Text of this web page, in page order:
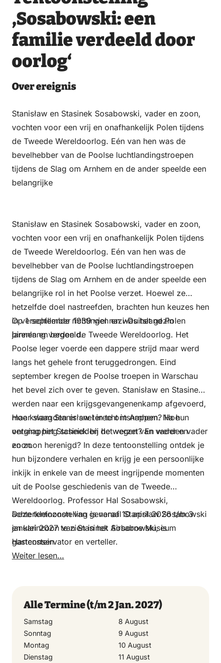
EmailWhatsApp
Facebook
LinkedIn
‚Sosabowski: een
familie verdeeld door
oorlog‘
Over ereignis
Stanisław en Stasinek Sosabowski, vader en zoon,
vochten voor een vrij en onafhankelijk Polen tijdens
de Tweede Wereldoorlog. Eén van hen was de
bevelhebber van de Poolse luchtlandingstroepen
tijdens de Slag om Arnhem en de ander speelde een
belangrijke
Stanisław en Stasinek Sosabowski, vader en zoon,
vochten voor een vrij en onafhankelijk Polen tijdens
de Tweede Wereldoorlog. Eén van hen was de
bevelhebber van de Poolse luchtlandingstroepen
tijdens de Slag om Arnhem en de ander speelde een
belangrijke rol in het Poolse verzet. Hoewel ze
hetzelfde doel nastreefden, brachten hun keuzes hen
in verschillende richtingen en was het gezin
jarenlang verdeeld.
Op 1 september 1939 viel nazi-Duitsland Polen
binnen en begon de Tweede Wereldoorlog. Het
Poolse leger voerde een dappere strijd maar werd
langs het gehele front teruggedrongen. Eind
september kregen de Poolse troepen in Warschau
het bevel zich over te geven. Stanisław en Stasinek
werden naar een krijgsgevangenenkamp afgevoerd,
maar slaagden er snel in te ontsnappen. Na hun
ontsnapping scheidden de wegen van vader en
zoon.
Hoe kwam Stanisław terecht in Arnhem? Hoe
verging het Stasinek bij het verzet? En werden vader
en zoon herenigd? In deze tentoonstelling ontdek je
hun bijzondere verhalen en krijg je een persoonlijke
inkijk in enkele van de meest ingrijpende momenten
uit de Poolse geschiedenis van de Tweede
Wereldoorlog. Professor Hal Sosabowski,
achterkleinzoon van generaal Stanisław Sosabowski
en kleinzoon van Stasinek Sosabowski, is
gastconservator en verteller.
Deze tentoonstelling is vanaf 10 april 2026 t/m 3
januari 2027 te zien in het Airborne Museum
Hartenstein.
Weiter lesen…
Alle Termine(t/m 2 Jan. 2027)
Samstag
8 August
Sonntag
9 August
Montag
10 August
Dienstag
11 August
Donnerstag
10 September 2026
Freitag
Samstag
12 September 2026
Sonntag
13 September 2026
Dienstag
15 September 2026
Mittwoch
16 September 2026
Donnerstag
17 September 2026
Freitag
18 September 2026
Samstag
19 September 2026
Sonntag
20 September 2026
Montag
21 September 2026
Mittwoch
23 September 2026